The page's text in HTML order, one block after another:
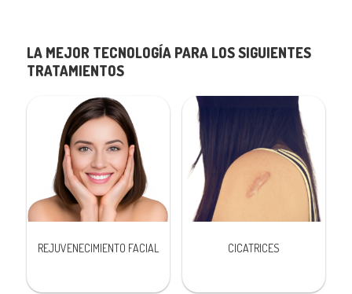
LA MEJOR TECNOLOGÍA PARA LOS SIGUIENTES
TRATAMIENTOS
REJUVENECIMIENTO FACIAL CICATRICES